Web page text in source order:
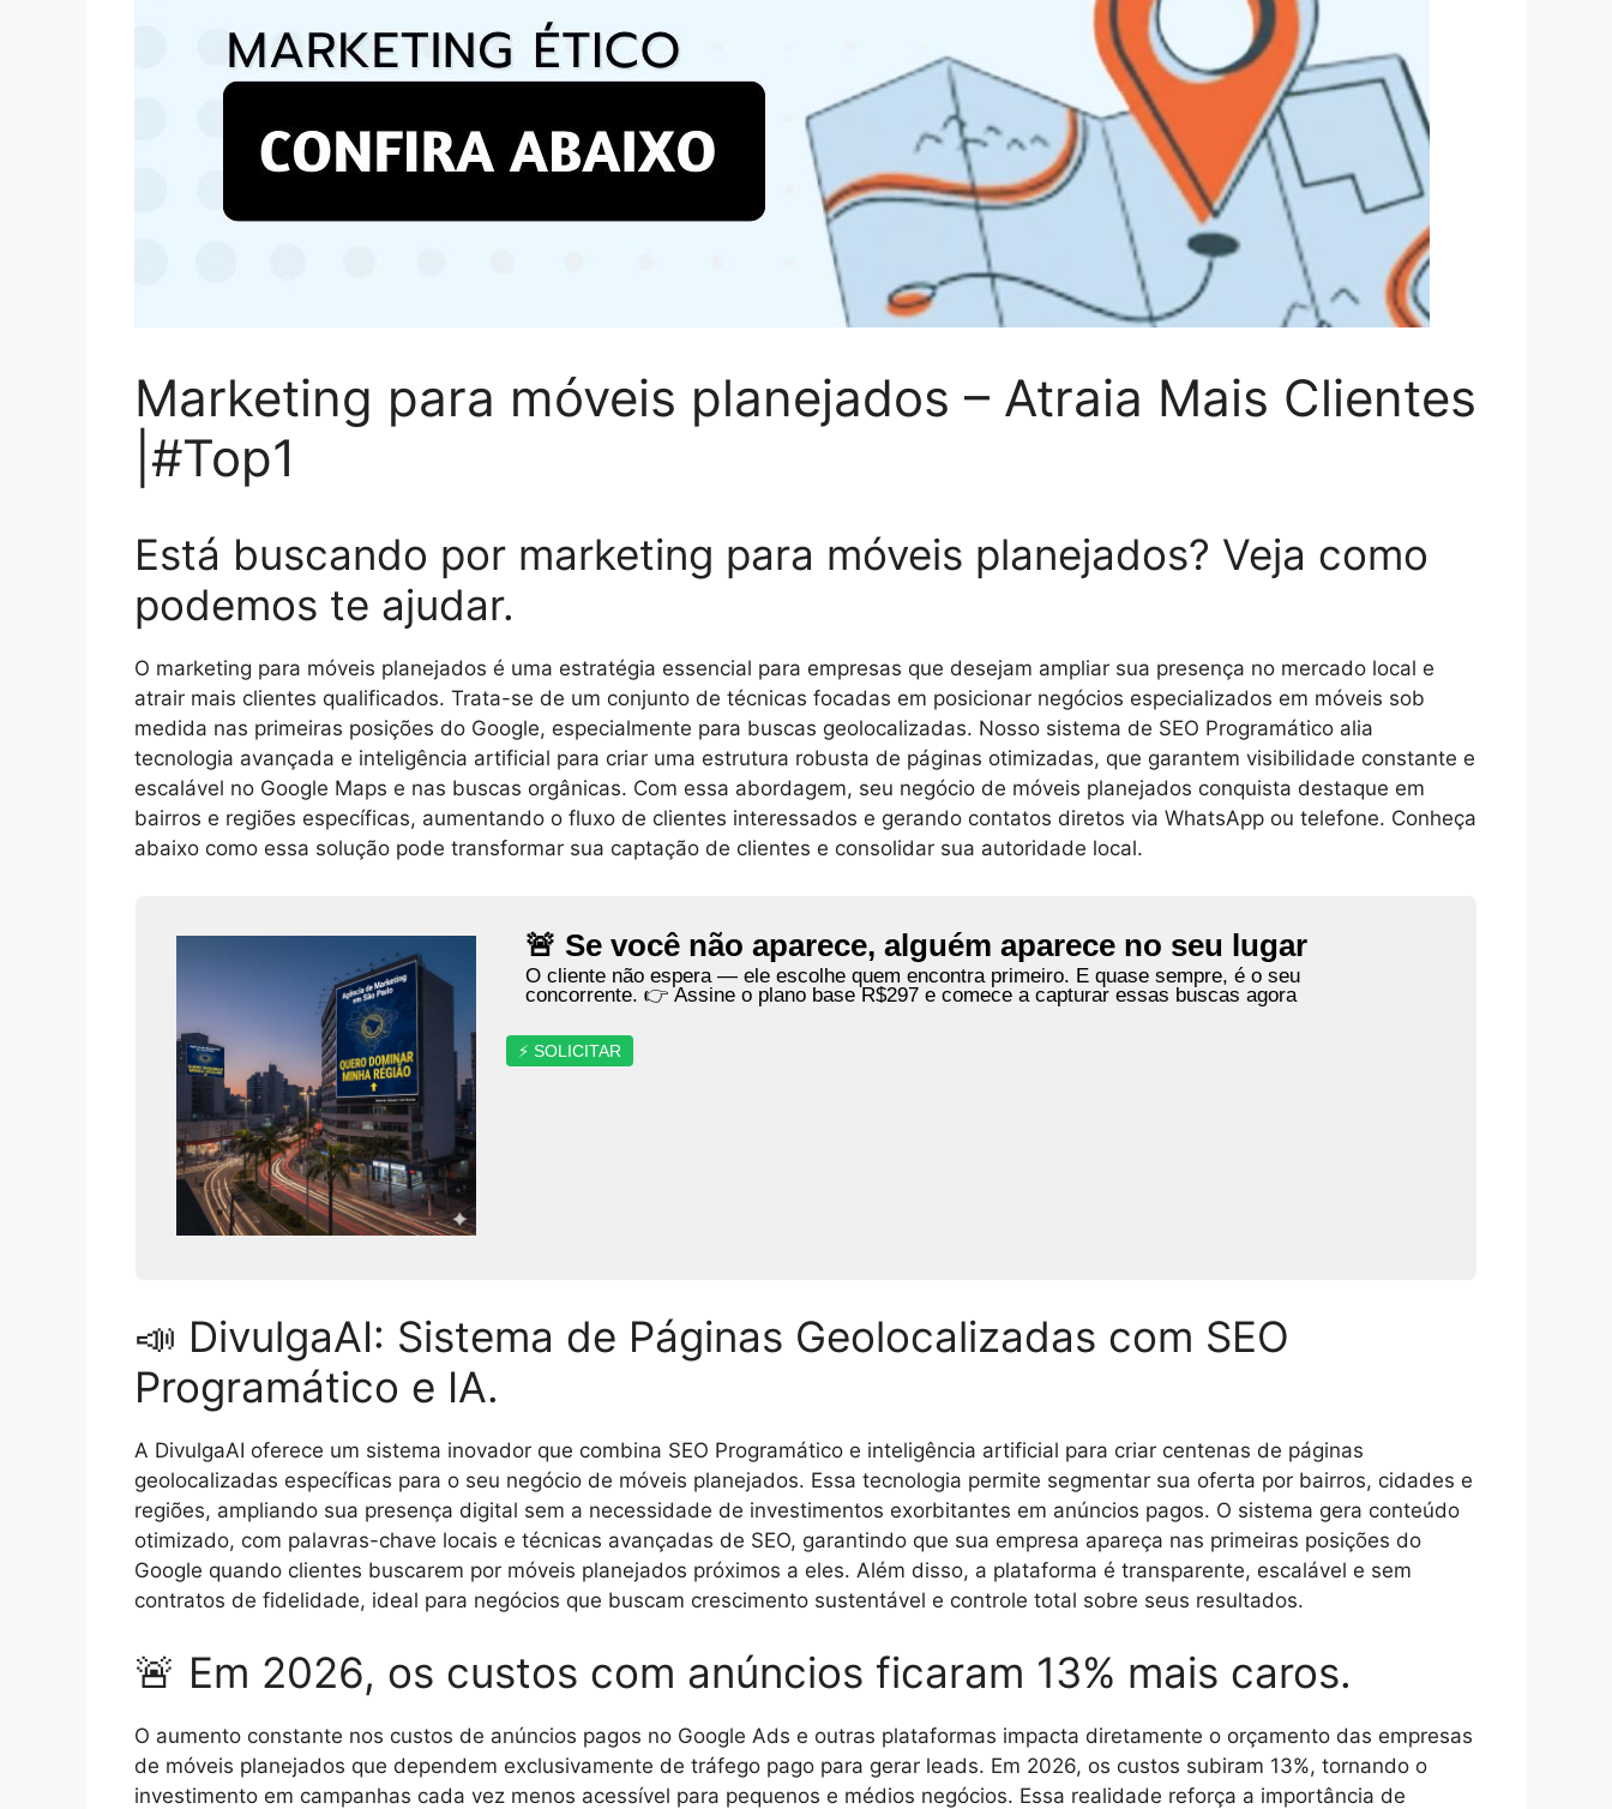
Marketing para móveis planejados – Atraia Mais Clientes
|#Top1
Está buscando por marketing para móveis planejados? Veja como
podemos te ajudar.
O marketing para móveis planejados é uma estratégia essencial para empresas que desejam ampliar sua presença no mercado local e
atrair mais clientes qualificados. Trata-se de um conjunto de técnicas focadas em posicionar negócios especializados em móveis sob
medida nas primeiras posições do Google, especialmente para buscas geolocalizadas. Nosso sistema de SEO Programático alia
tecnologia avançada e inteligência artificial para criar uma estrutura robusta de páginas otimizadas, que garantem visibilidade constante e
escalável no Google Maps e nas buscas orgânicas. Com essa abordagem, seu negócio de móveis planejados conquista destaque em
bairros e regiões específicas, aumentando o fluxo de clientes interessados e gerando contatos diretos via WhatsApp ou telefone. Conheça
abaixo como essa solução pode transformar sua captação de clientes e consolidar sua autoridade local.
🚨 Se você não aparece, alguém aparece no seu lugar
O cliente não espera — ele escolhe quem encontra primeiro. E quase sempre, é o seu
concorrente. 👉 Assine o plano base R$297 e comece a capturar essas buscas agora
⚡ SOLICITAR
📣 DivulgaAI: Sistema de Páginas Geolocalizadas com SEO
Programático e IA.
A DivulgaAI oferece um sistema inovador que combina SEO Programático e inteligência artificial para criar centenas de páginas
geolocalizadas específicas para o seu negócio de móveis planejados. Essa tecnologia permite segmentar sua oferta por bairros, cidades e
regiões, ampliando sua presença digital sem a necessidade de investimentos exorbitantes em anúncios pagos. O sistema gera conteúdo
otimizado, com palavras-chave locais e técnicas avançadas de SEO, garantindo que sua empresa apareça nas primeiras posições do
Google quando clientes buscarem por móveis planejados próximos a eles. Além disso, a plataforma é transparente, escalável e sem
contratos de fidelidade, ideal para negócios que buscam crescimento sustentável e controle total sobre seus resultados.
🚨 Em 2026, os custos com anúncios ficaram 13% mais caros.
O aumento constante nos custos de anúncios pagos no Google Ads e outras plataformas impacta diretamente o orçamento das empresas
de móveis planejados que dependem exclusivamente de tráfego pago para gerar leads. Em 2026, os custos subiram 13%, tornando o
investimento em campanhas cada vez menos acessível para pequenos e médios negócios. Essa realidade reforça a importância de